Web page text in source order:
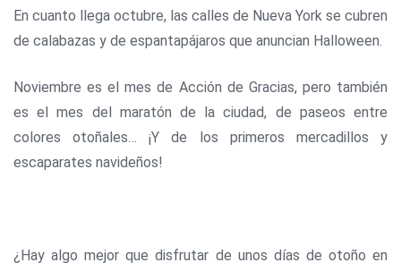
En cuanto llega octubre, las calles de Nueva York se cubren
de calabazas y de espantapájaros que anuncian Halloween.
Noviembre es el mes de Acción de Gracias, pero también
es el mes del maratón de la ciudad, de paseos entre
colores otoñales… ¡Y de los primeros mercadillos y
escaparates navideños!
¿Hay algo mejor que disfrutar de unos días de otoño en